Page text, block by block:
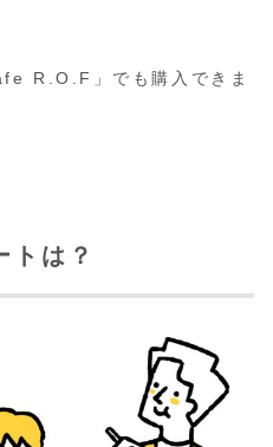
R.O.F」でも購入できま
トは？